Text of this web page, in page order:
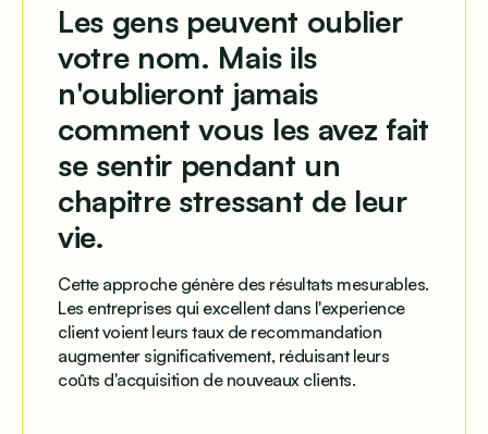
Les gens peuvent oublier
votre nom. Mais ils
n'oublieront jamais
comment vous les avez fait
se sentir pendant un
chapitre stressant de leur
vie.
Cette approche génère des résultats mesurables.
Les entreprises qui excellent dans l'experience
client voient leurs taux de recommandation
augmenter significativement, réduisant leurs
coûts d'acquisition de nouveaux clients.